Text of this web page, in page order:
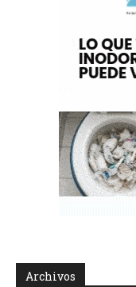
Archivos